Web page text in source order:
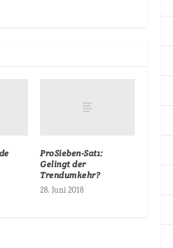
ProSieben-Sat1:
Gelingt der
Trendumkehr?
28. Juni 2018